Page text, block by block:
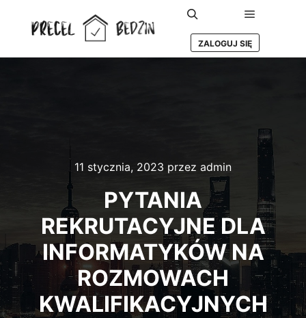
Szukaj Główne
ZALOGUJ SIĘ
11 stycznia, 2023 przez admin
PYTANIA
REKRUTACYJNE DLA
INFORMATYKÓW NA
ROZMOWACH
KWALIFIKACYJNYCH